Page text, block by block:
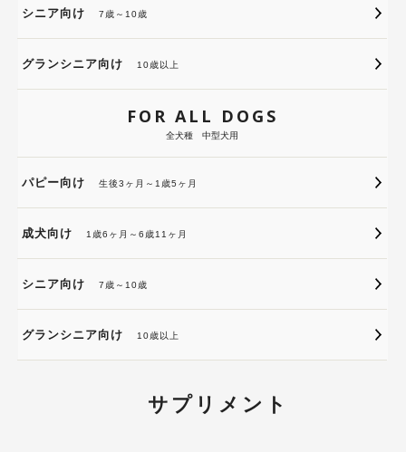
シニア向け 7歳～10歳
グランシニア向け 10歳以上
FOR ALL DOGS
全犬種 中型犬用
パピー向け 生後3ヶ月～1歳5ヶ月
成犬向け 1歳6ヶ月～6歳11ヶ月
シニア向け 7歳～10歳
グランシニア向け 10歳以上
サプリメント